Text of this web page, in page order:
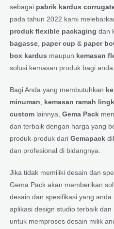
sebagai pabrik kardus
pada tahun 2022 kami
produk flexible packaging dan
bagasse paper cup & paper
box kardus maupun kemasan
solusi kemasan produk bagi anda.
Bagi Anda yang membutuhkan
minuman
kemasan ramah
custom lainnya, Gema Pack
dan terbaik dengan harga yang
produk-produk dari Gemapack
dan profesional di bidangnya.
Jika tidak memiliki desain dan
Gema Pack akan memberikan
desain dan spesifikasi yang
aplikasi design studio terbaik
untuk memproses desain milik